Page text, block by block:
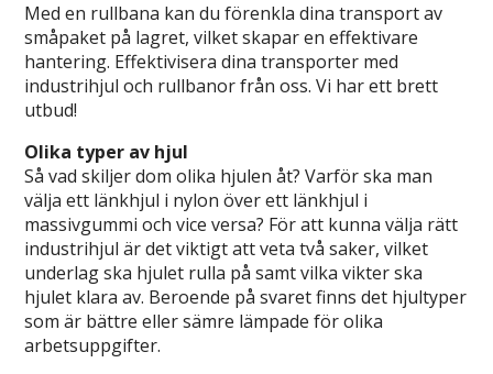
Med en rullbana kan du förenkla dina transport av
småpaket på lagret, vilket skapar en effektivare
hantering. Effektivisera dina transporter med
industrihjul och rullbanor från oss. Vi har ett brett
utbud!
Olika typer av hjul
Så vad skiljer dom olika hjulen åt? Varför ska man
välja ett länkhjul i nylon över ett länkhjul i
massivgummi och vice versa? För att kunna välja rätt
industrihjul är det viktigt att veta två saker, vilket
underlag ska hjulet rulla på samt vilka vikter ska
hjulet klara av. Beroende på svaret finns det hjultyper
som är bättre eller sämre lämpade för olika
arbetsuppgifter.